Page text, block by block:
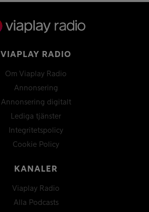
VIAPLAY RADIO
Om Viaplay Radio
Annonsering
Annonsering digitalt
Lediga tjänster
Integritetspolicy
Cookie Policy
KANALER
Viaplay Radio
Alla Podcasts